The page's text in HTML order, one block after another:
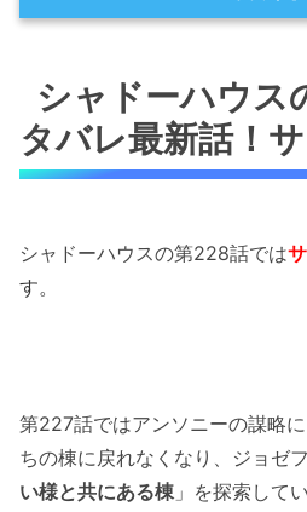
ラの幼少時代
シャドーハウスの228話
ラの家族が焼死する
ラが入館
ミアの壮絶な過去が明か
シャドーハウス
タバレ最新話！
シャドーハウスの第228話では
す。
第227話ではアンソニーの謀略
ちの棟に戻れなくなり、ジョゼ
い様と共にある棟」を探索して